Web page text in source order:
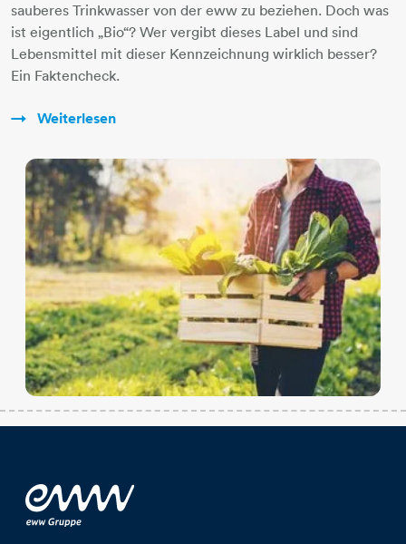
sauberes Trinkwasser von der eww zu beziehen. Doch was
ist eigentlich „Bio“? Wer vergibt dieses Label und sind
Lebensmittel mit dieser Kennzeichnung wirklich besser?
Ein Faktencheck.
Weiterlesen